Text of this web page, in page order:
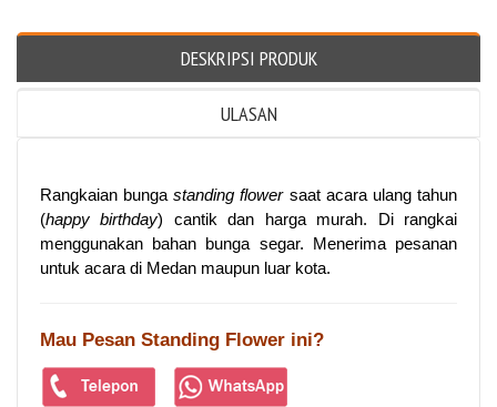
DESKRIPSI PRODUK
ULASAN
Rangkaian bungastanding flower saat acara ulang tahun
(happy birthday) cantik dan harga murah. Di rangkai
menggunakan bahan bunga segar. Menerima pesanan
untuk acara di Medan maupun luar kota.
Mau Pesan Standing Flower ini?